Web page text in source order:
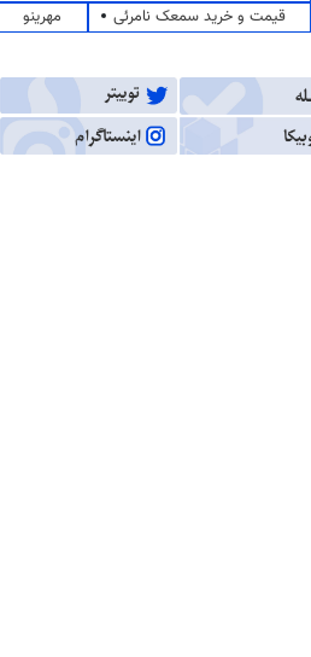
قیمت و خرید سمعک نامرئی
مهرینو